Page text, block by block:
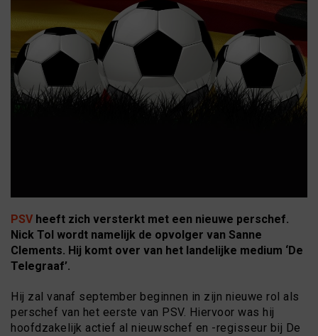
PSV heeft zich versterkt met een nieuwe perschef.
Nick Tol wordt namelijk de opvolger van Sanne
Clements. Hij komt over van het landelijke medium ‘De
Telegraaf’.
Hij zal vanaf september beginnen in zijn nieuwe rol als
perschef van het eerste van PSV. Hiervoor was hij
hoofdzakelijk actief al nieuwschef en -regisseur bij De